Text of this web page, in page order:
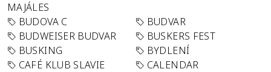
MAJÁLES
BUDOVA C
BUDVAR
BUDWEISER BUDVAR
BUSKERS FEST
BUSKING
BYDLENÍ
CAFÉ KLUB SLAVIE
CALENDAR